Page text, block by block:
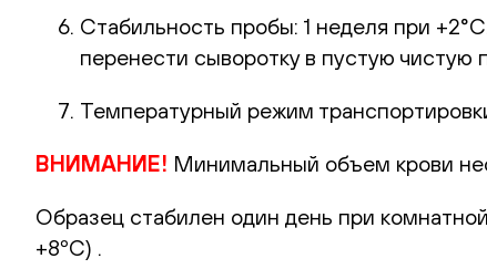
Стабильность пробы: 1 неделя при
перенести сыворотку в пустую чистую
Температурный режим
ВНИМАНИЕ! Минимальный объем крови
Образец стабилен один день при
+8ºС) .